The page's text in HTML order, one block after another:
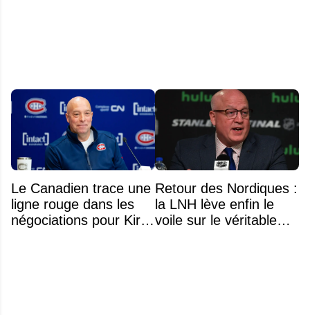
Le Canadien trace une
ligne rouge dans les
négociations pour Kirill
Retour des Nordiques :
la LNH lève enfin le
voile sur le véritable